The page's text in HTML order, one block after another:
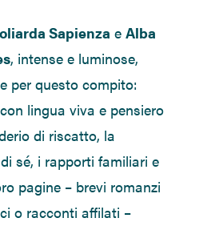
Sapienza e Alba
, intense e luminose,
per questo compito:
lingua viva e pensiero
di riscatto, la
sé, i rapporti familiari e
pagine – brevi romanzi
o racconti affilati –